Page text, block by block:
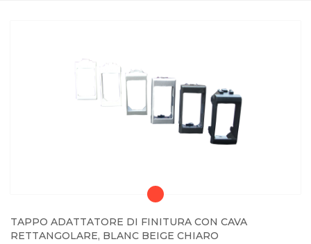
TAPPO ADATTATORE DI FINITURA CON CAVA
RETTANGOLARE, BLANC BEIGE CHIARO